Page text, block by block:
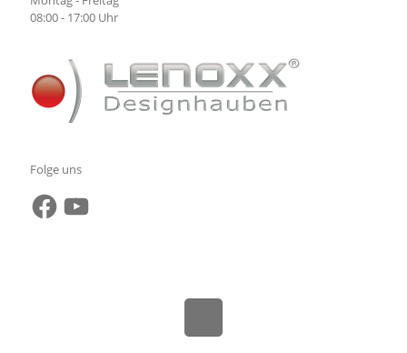
08:00 - 17:00 Uhr
Folge uns